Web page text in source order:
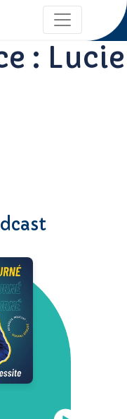
: Lucie